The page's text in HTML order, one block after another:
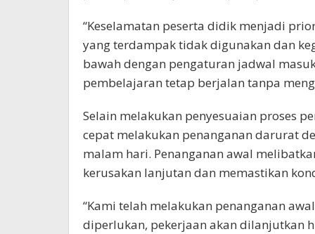
“Keselamatan peserta didik menjadi
yang terdampak tidak digunakan dan
bawah dengan pengaturan jadwal
pembelajaran tetap berjalan tanpa
Selain melakukan penyesuaian proses
cepat melakukan penanganan darurat
malam hari. Penanganan awal
kerusakan lanjutan dan memastikan
“Kami telah melakukan penanganan
diperlukan, pekerjaan akan dilanjutkan